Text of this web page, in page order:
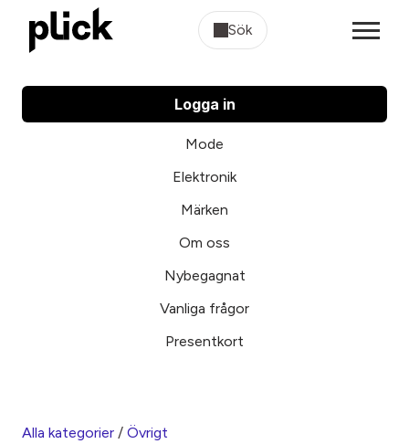
Sök
Logga in
Mode
Elektronik
Märken
Om oss
Nybegagnat
Vanliga frågor
Presentkort
Alla kategorier / Övrigt